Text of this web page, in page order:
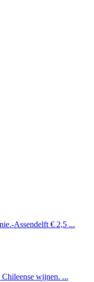
Assendelft € 2,5 ...
wijnen. ...